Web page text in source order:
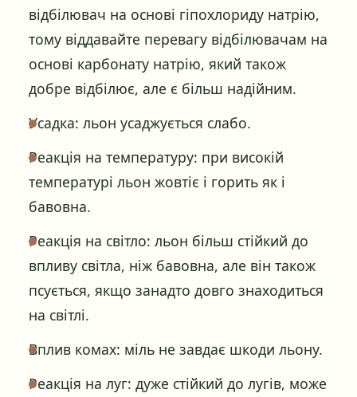
відбілювач на основі гіпохлориду натрію,
тому віддавайте перевагу відбілювачам на
основі карбонату натрію, який також
добре відбілює, але є більш надійним.
Усадка: льон усаджується слабо.
Реакція на температуру: при високій
температурі льон жовтіє і горить як і
бавовна.
Реакція на світло: льон більш стійкий до
впливу світла, ніж бавовна, але він також
псується, якщо занадто довго знаходиться
на світлі.
Вплив комах: міль не завдає шкоди льону.
Реакція на луг: дуже стійкий до лугів, може